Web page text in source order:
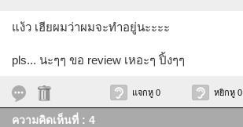
แง้ว เฮียผมว่าผมจะทำอยู่นะะะะ
pls... นะๆๆ ขอ review เหอะๆ ปิ้งๆๆ
แจกหู 0 หยิกหู 0
ความคิดเห็นที่ : 4